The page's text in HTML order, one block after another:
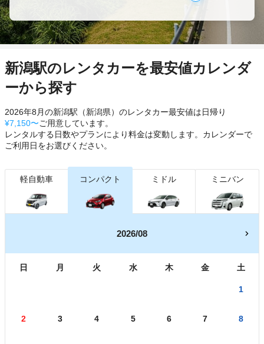
新潟駅のレンタカーを最安値カレンダ
ーから探す
2026年8月の新潟駅（新潟県）のレンタカー最安値は日帰り
¥7,150〜ご用意しています。
レンタルする日数やプランにより料金は変動します。カレンダーで
ご利用日をお選びください。
軽自動車 コンパクト ミドル ミニバン
2026/08
日 月 火 水 木 金 土
1
2 3 4 5 6 7 8